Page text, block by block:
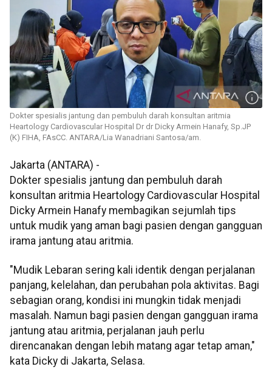
Dokter spesialis jantung dan pembuluh darah konsultan aritmia
Heartology Cardiovascular Hospital Dr dr Dicky Armein Hanafy, Sp.JP
(K) FIHA, FAsCC. ANTARA/Lia Wanadriani Santosa/am.
Jakarta (ANTARA) -
Dokter spesialis jantung dan pembuluh darah
konsultan aritmia Heartology Cardiovascular Hospital
Dicky Armein Hanafy membagikan sejumlah tips
untuk mudik yang aman bagi pasien dengan gangguan
irama jantung atau aritmia.
"Mudik Lebaran sering kali identik dengan perjalanan
panjang, kelelahan, dan perubahan pola aktivitas. Bagi
sebagian orang, kondisi ini mungkin tidak menjadi
masalah. Namun bagi pasien dengan gangguan irama
jantung atau aritmia, perjalanan jauh perlu
direncanakan dengan lebih matang agar tetap aman,"
kata Dicky di Jakarta, Selasa.